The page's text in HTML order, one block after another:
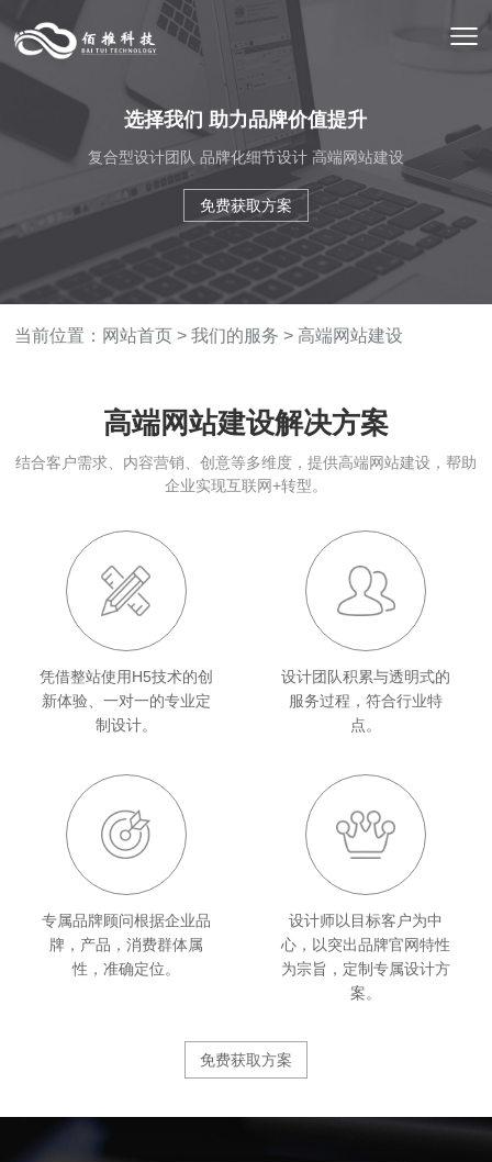
选择我们 助力品牌价值提升
复合型设计团队 品牌化细节设计 高端网站建设
免费获取方案
当前位置： 网站首页 >我们的服务 >高端网站建设
高端网站建设解决方案
结合客户需求、内容营销、创意等多维度，提供高端网站建设，帮助
企业实现互联网+转型。
凭借整站使用H5技术的创
新体验、一对一的专业定
制设计。
设计团队积累与透明式的
服务过程，符合行业特
点。
专属品牌顾问根据企业品
牌，产品，消费群体属
性，准确定位。
设计师以目标客户为中
心，以突出品牌官网特性
为宗旨，定制专属设计方
案。
免费获取方案